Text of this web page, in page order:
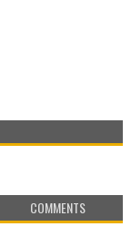
COMMENTS